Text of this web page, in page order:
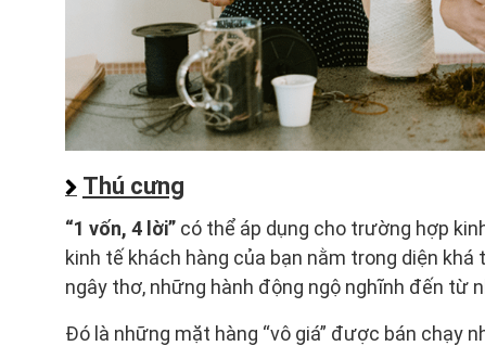
Thú cưng
“1 vốn, 4 lời” có thể áp dụng cho trường hợp
kinh tế khách hàng của bạn nằm trong diện
ngây thơ, những hành động ngộ nghĩnh đến từ
Đó là những mặt hàng “vô giá” được bán chạy